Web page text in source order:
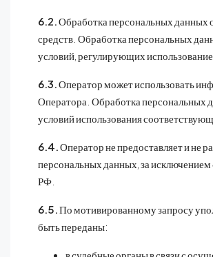
6.2.Обработка персональных данных
средств. Обработка персональных
условий, регулирующих
6.3.Оператор может использовать
Оператора. Обработка персональных
условий использования
6.4.Оператор не предоставляет и не
персональных данных, за исключением
РФ.
6.5.По мотивированному запросу
быть переданы: